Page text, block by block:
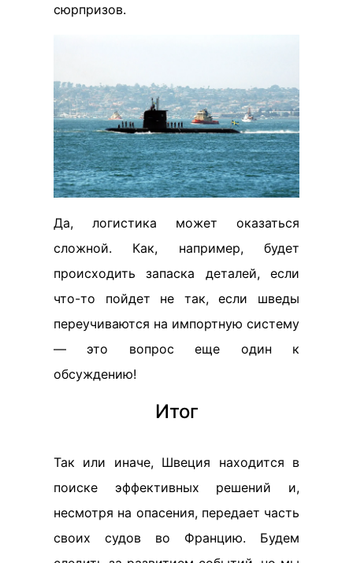
сюрпризов.
Да, логистика может оказаться
сложной. Как, например, будет
происходить запаска деталей, если
что-то пойдет не так, если шведы
переучиваются на импортную систему
— это вопрос еще один к
обсуждению!
Итог
Так или иначе, Швеция находится в
поиске эффективных решений и,
несмотря на опасения, передает часть
своих судов во Францию. Будем